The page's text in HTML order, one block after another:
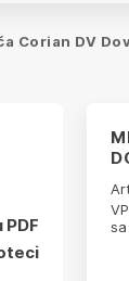
Corian DV
sa